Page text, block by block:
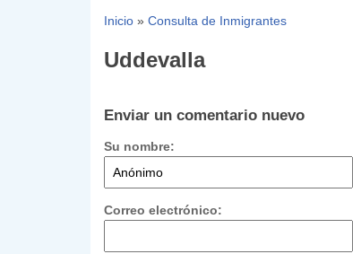
Inicio» Consulta de Inmigrantes
Uddevalla
Enviar un comentario nuevo
Su nombre:
Correo electrónico: